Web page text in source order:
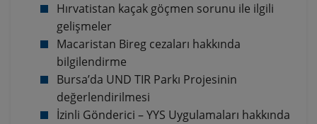
Hırvatistan kaçak göçmen sorunu ile ilgili
gelişmeler
Macaristan Bireg cezaları hakkında
bilgilendirme
Bursa’da UND TIR Parkı Projesinin
değerlendirilmesi
İzinli Gönderici – YYS Uygulamaları hakkında